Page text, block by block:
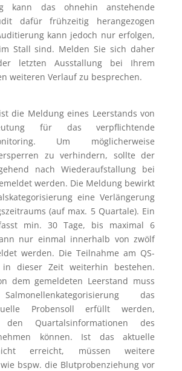
kann das ohnehin anstehende
dafür frühzeitig herangezogen
kann jedoch nur erfolgen,
Stall sind. Melden Sie sich daher
letzten Ausstallung bei Ihrem
weiteren Verlauf zu besprechen.
die Meldung eines Leerstands von
für das verpflichtende
Um möglicherweise
zu verhindern, sollte der
nach Wiederaufstallung bei
werden. Die Meldung bewirkt
eine Verlängerung
(auf max. 5 Quartale). Ein
min. 30 Tage, bis maximal 6
nur einmal innerhalb von zwölf
werden. Die Teilnahme am QS-
dieser Zeit weiterhin bestehen.
dem gemeldeten Leerstand muss
das
Probensoll erfüllt werden,
Quartalsinformationen des
können. Ist das aktuelle
erreicht, müssen weitere
bspw. die Blutprobenziehung vor